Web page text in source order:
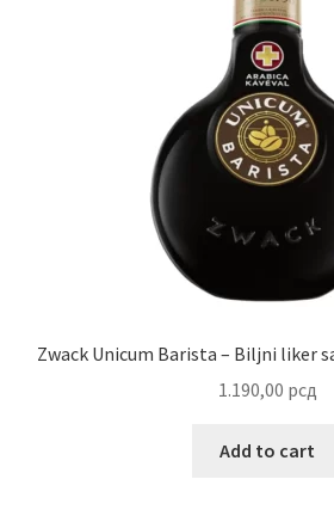
Zwack Unicum Barista – Biljni liker
1.190,00 рсд
Add to cart